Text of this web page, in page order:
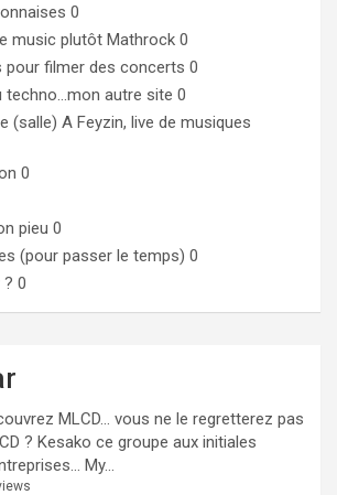
0
music plutôt Mathrock 0
pour filmer des concerts 0
techno…mon autre site 0
(salle) A Feyzin, live de musiques
0
pieu 0
(pour passer le temps) 0
? 0
MLCD… vous ne le regretterez pas
? Kesako ce groupe aux initiales
My...